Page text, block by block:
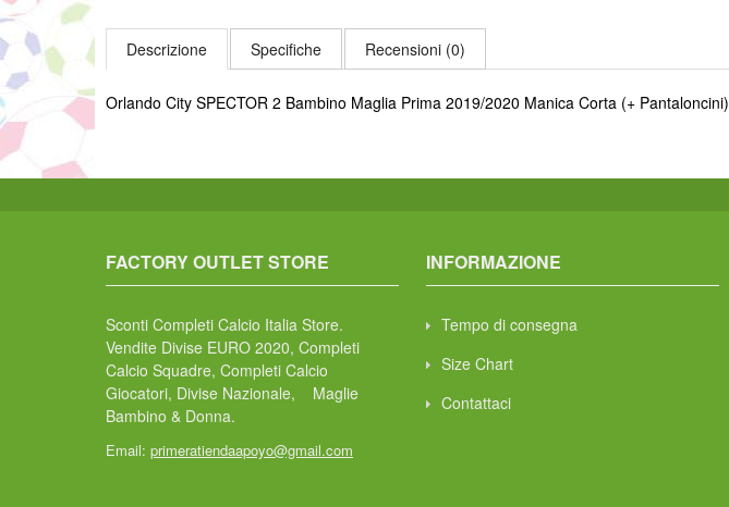
Descrizione Specifiche Recensioni (0)
Orlando City SPECTOR 2 Bambino Maglia Prima 2019/2020 Manica Corta (+ Pantaloncini)
FACTORY OUTLET STORE
Sconti Completi Calcio Italia Store.
Vendite Divise EURO 2020, Completi
Calcio Squadre, Completi Calcio
Giocatori, Divise Nazionale, Maglie
Bambino & Donna.
Email: primeratiendaapoyo@gmail.com
INFORMAZIONE
Tempo di consegna
Size Chart
Contattaci